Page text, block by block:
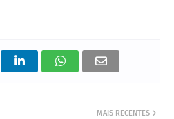
MAIS RECENTES